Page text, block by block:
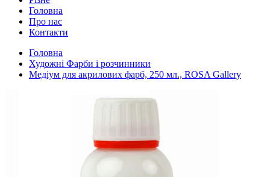
Головна
Про нас
Контакти
Головна
Художні Фарби і розчинники
Медіум для акрилових фарб, 250 мл., ROSA Gallery